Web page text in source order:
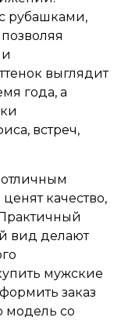
рубашками,
выглядит
года, а
встреч,
качество,
вид делают
мужские
заказ
модель со